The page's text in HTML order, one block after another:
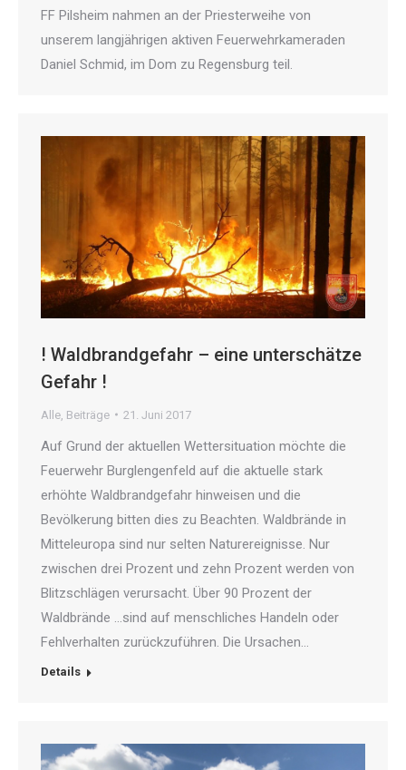
FF Pilsheim nahmen an der Priesterweihe von
unserem langjährigen aktiven Feuerwehrkameraden
Daniel Schmid, im Dom zu Regensburg teil.
! Waldbrandgefahr – eine unterschätze
Gefahr !
Alle Beiträge 21. Juni 2017
Auf Grund der aktuellen Wettersituation möchte die
Feuerwehr Burglengenfeld auf die aktuelle stark
erhöhte Waldbrandgefahr hinweisen und die
Bevölkerung bitten dies zu Beachten. Waldbrände in
Mitteleuropa sind nur selten Naturereignisse. Nur
zwischen drei Prozent und zehn Prozent werden von
Blitzschlägen verursacht. Über 90 Prozent der
Waldbrände …sind auf menschliches Handeln oder
Fehlverhalten zurückzuführen. Die Ursachen…
Details